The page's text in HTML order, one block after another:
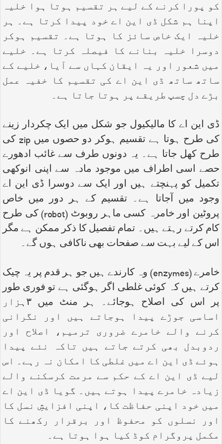
کو پورا کرنے کے لیے ہر تقسیم ہوتا ہوا خلیہ
اپنا ہم شکل ڈی این اے خود پیدا کرتا ہے۔ ہر
خلیہ ایک خاص سائز کا ہوتا ہے۔ تقسیم ہوکر
دوسرا خلیہ بنانے کا فیصلہ کرتا ہے۔ خلیے
میں شعور اور یہ ایقان کہاں سے آیا، خلیے کے
ساتھ ساتھ ڈی این اے کی تقسیم کا خفیہ عمل
بڑے دل چسپ طریقے پر ہوتا جاتا ہے۔
ڈی این اے کا مالیکیول جو شکل میں ایک چکردار زینے
کی طرح ہوتا ہے تقسیم ہوکر دو حصوں میں zip کی
طرح کھل جاتا ہے۔ یہ دونوں طرف سے غائب ادھورے
حصے اسی اطراف میں موجود مادہ سے اپنی انوکھی
تکمیل کو پہنچتے ہیں اور ایک سے دوسرا ڈی این اے
وجود میں آجاتا ہے۔ تقسیم کے ہر دور میں خاص
پروٹین اور خامرہ کسی ماہر روبوٹ (robot) کی طرح
کام کرتے رہتے ہیں۔ تمام تفصیل کا ذکر ممکن ہے مگر
اس کے لیے بہت سے صفحات بھی ناکافی ہوں گے۔
خامرے (enzymes) وہ کارندے ہیں جو ہر قدم پر یہ چیک
کرتے ہیں کہ کوئی غلطی اگر ہوگئی ہے تو فوری طور
پر اس کی اصلاح ہوجائے۔ ہر منٹ میں ۳ہزار
اساسی جوڑے پیدا ہوجاتے ہیں اور نگرانی
کرنے والے خامرے ضروری ترمیم، اصلاح اور
ردوبدل بھی کرتے جاتے ہیں تاکہ نئے پیدا
ہوئے ڈی این اے میں غلطی کا امکان نہ رہے۔ اس
لیے ڈی این اے کے حکم سے مرمت کرسکنے والے
زیادہ خامرے پیدا ہوتے ہیں۔ گویا ڈی این اے
میں خود اپنی حفاظت کا، اپنی افزایشِ نسل کا
اور نسلوں کو محفوظ اور برقرار رکھنے کا
مکمل پروگرام کوڈ کیا ہوا ہوتا ہے۔